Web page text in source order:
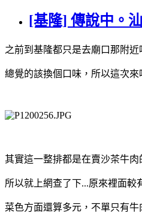
[基隆] 傳說中。
之前到基隆都只是去廟口那附近
總覺的該換個口味，所以這次
其實這一整排都是在賣沙茶牛
所以就上網查了下...原來裡面較
菜色方面還算多元，不單只有